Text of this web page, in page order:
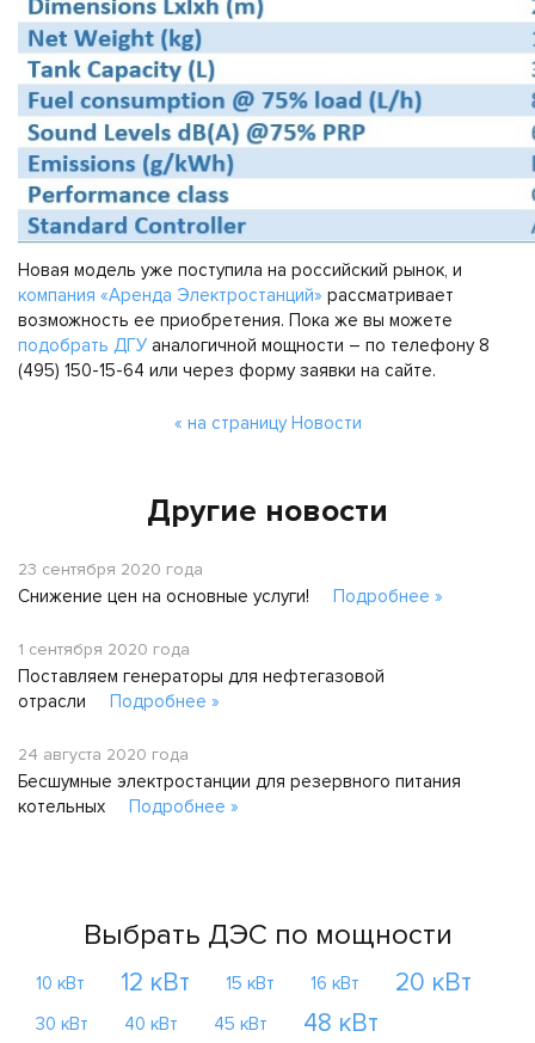
Новая модель уже поступила на российский рынок, и
компания «Аренда Электростанций» рассматривает
возможность ее приобретения. Пока же вы можете
подобрать ДГУ аналогичной мощности – по телефону 8
(495) 150-15-64 или через форму заявки на сайте.
« на страницу Новости
Другие новости
23 сентября 2020 года
Снижение цен на основные услуги! Подробнее »
1 сентября 2020 года
Поставляем генераторы для нефтегазовой
отрасли
Подробнее »
24 августа 2020 года
Бесшумные электростанции для резервного питания
котельных
Подробнее »
Выбрать ДЭС по мощности
10 кВт 12 кВт 15 кВт 16 кВт 20 кВт
30 кВт 40 кВт 45 кВт 48 кВт